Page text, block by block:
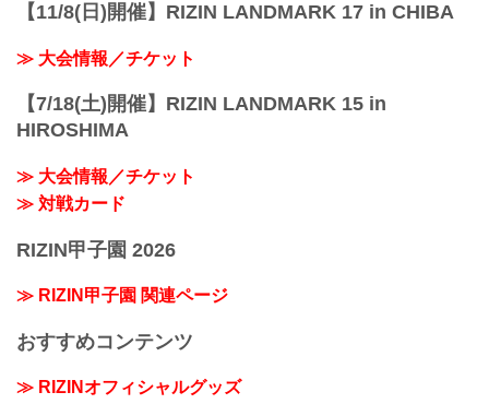
【11/8(日)開催】RIZIN LANDMARK 17 in CHIBA
≫ 大会情報／チケット
【7/18(土)開催】RIZIN LANDMARK 15 in
HIROSHIMA
≫ 大会情報／チケット
≫ 対戦カード
RIZIN甲子園 2026
≫ RIZIN甲子園 関連ページ
おすすめコンテンツ
≫ RIZINオフィシャルグッズ